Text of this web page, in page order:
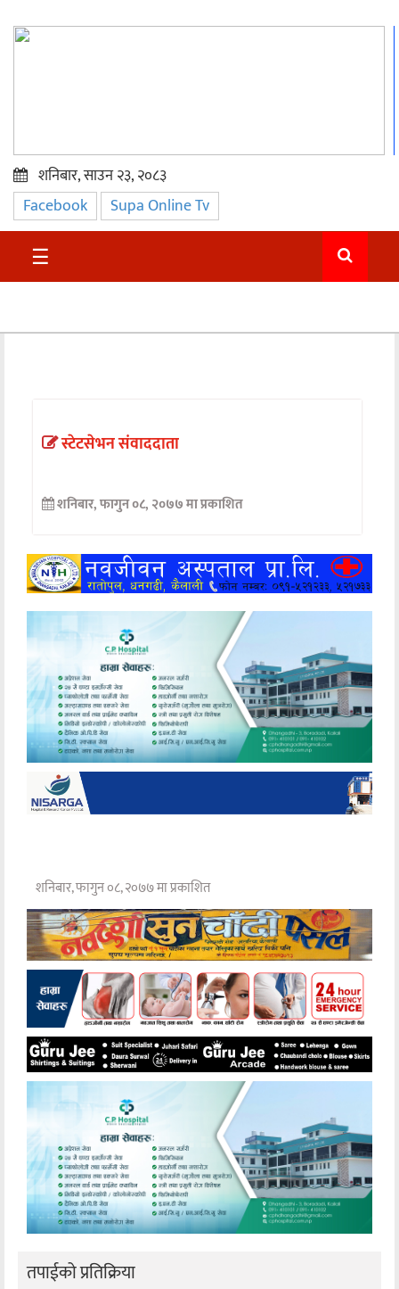
प्रमुख
समाचार
सुदुर
अन्तर्वार्ता
खेलकुद
अन्य
शनिबार, साउन २३, २०८३
Facebook Supa Online Tv
☰
स्टेटसेभन संवाददाता
शनिबार, फागुन ०८, २०७७ मा प्रकाशित
शनिबार, फागुन ०८, २०७७ मा प्रकाशित
तपाईको प्रतिक्रिया